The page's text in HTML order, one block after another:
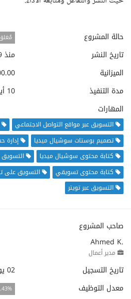
حالة المشروع
تاريخ النشر
منذ 9 أشهر
الميزانية
$250.00
مدة التنفيذ
10 أيام
المهارات
التسويق عبر مواقع التواصل الاجتماعي
تصميم بوستات سوشيال ميديا
إدارة
كتابة محتوى سوشيال ميديا
كتابة محتوى تسويقي
التسويق على
التسويق عبر تويتر
صاحب المشروع
Ahmed K.
مدير أعمال
تاريخ التسجيل
02 يوليو 2025
معدل التوظيف